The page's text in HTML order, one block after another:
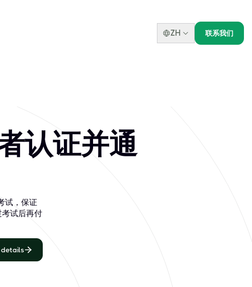
ZH 联系我们
认证并通
试，保证
试后再付
details